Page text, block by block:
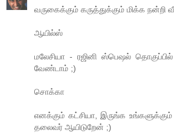
வருகைக்கும் கருத்துக்கும் மிக்க நன்றி
ஆயில்ஸ்
மலேசியா - ரஜினி ஸ்பெஷல்
வேண்டாம் ;)
சொக்கா
எனக்கும் கட்சியா, இருங்க
தலைவர் ஆயிடுறேன் ;)